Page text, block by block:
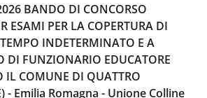
BANDO DI CONCORSO
ESAMI PER LA COPERTURA DI
INDETERMINATO E A
DI FUNZIONARIO EDUCATORE
IL COMUNE DI QUATTRO
- Emilia Romagna - Unione Colline